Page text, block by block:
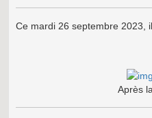
Ce mardi 26 septembre 2023,
Après